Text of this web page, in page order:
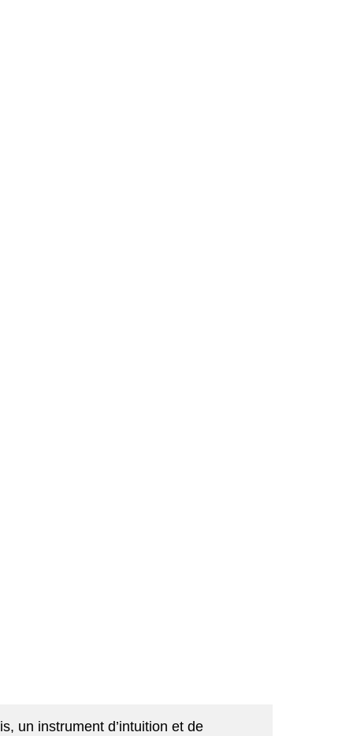
un instrument d’intuition et de